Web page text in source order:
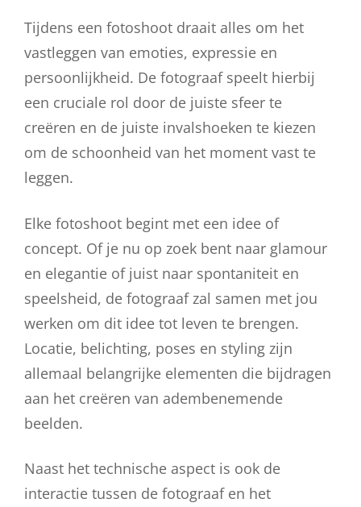
Tijdens een fotoshoot draait alles om het
vastleggen van emoties, expressie en
persoonlijkheid. De fotograaf speelt hierbij
een cruciale rol door de juiste sfeer te
creëren en de juiste invalshoeken te kiezen
om de schoonheid van het moment vast te
leggen.
Elke fotoshoot begint met een idee of
concept. Of je nu op zoek bent naar glamour
en elegantie of juist naar spontaniteit en
speelsheid, de fotograaf zal samen met jou
werken om dit idee tot leven te brengen.
Locatie, belichting, poses en styling zijn
allemaal belangrijke elementen die bijdragen
aan het creëren van adembenemende
beelden.
Naast het technische aspect is ook de
interactie tussen de fotograaf en het